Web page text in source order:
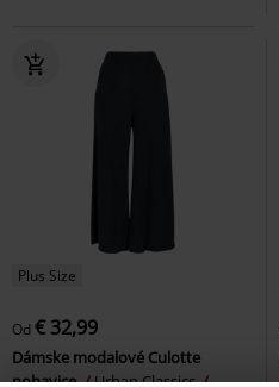
Plus Size
Od € 32,99
Dámske modalové Culotte
nohavice
Urban Classics